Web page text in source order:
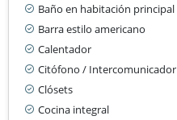
Baño en habitación principal
Barra estilo americano
Calentador
Citófono / Intercomunicador
Clósets
Cocina integral